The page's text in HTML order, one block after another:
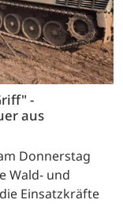
-
aus
Donnerstag
Wald- und
Einsatzkräfte